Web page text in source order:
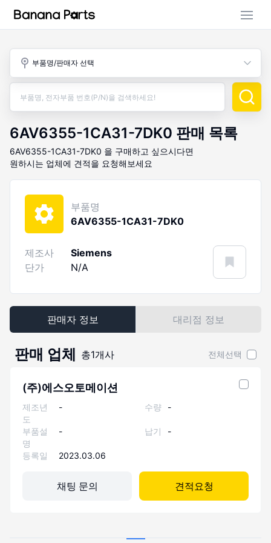
부품명/판매자 선택
6AV6355-1CA31-7DK0 판매 목록
6AV6355-1CA31-7DK0 을 구매하고 싶으시다면
원하시는 업체에 견적을 요청해보세요
부품명
6AV6355-1CA31-7DK0
제조사
Siemens
단가
N/A
판매자 정보 대리점 정보
판매 업체 총1개사 전체선택
(주)에스오토메이션
제조년
도
- 수량 -
부품설
명
- 납기 -
등록일 2023.03.06
채팅 문의 견적요청